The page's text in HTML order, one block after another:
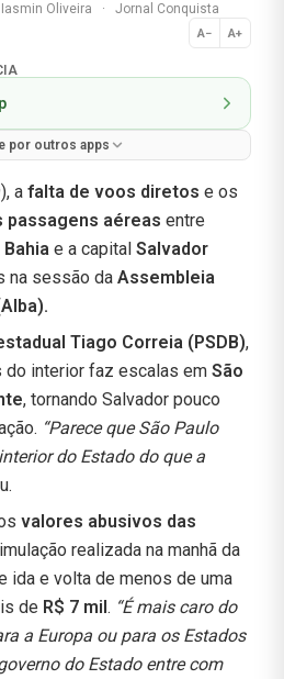
Iasmin Oliveira · Jornal Conquista
A− A+
Normal
por outros apps
a falta de voos diretos e os
passagens aéreas entre
e a capital Salvador
na sessão da Assembleia
Tiago Correia (PSDB),
do interior faz escalas em São
, tornando Salvador pouco
“Parece que São Paulo
do Estado do que a
valores abusivos das
realizada na manhã da
ida e volta de menos de uma
de R$ 7 mil . “É mais caro do
a Europa ou para os Estados
do Estado entre com